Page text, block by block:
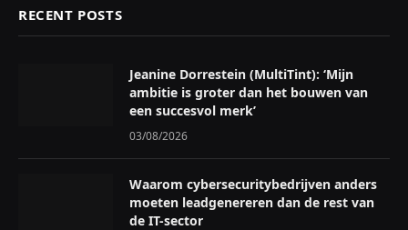
RECENT POSTS
Jeanine Dorrestein (MultiTint): ‘Mijn
ambitie is groter dan het bouwen van
een succesvol merk’
03/08/2026
Waarom cybersecuritybedrijven anders
moeten leadgenereren dan de rest van
de IT-sector